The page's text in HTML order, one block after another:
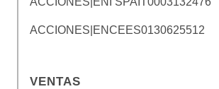
ACCIONES|ENCEES0130625512
VENTAS